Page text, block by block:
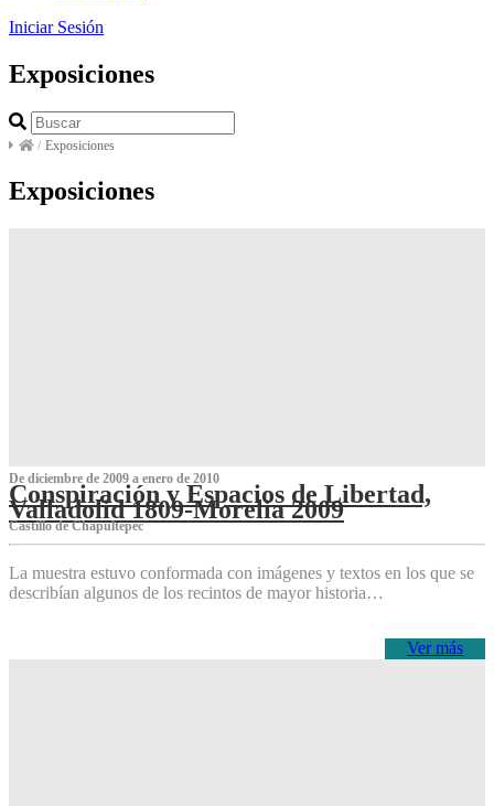
Iniciar Sesión
Exposiciones
/ Exposiciones
Exposiciones
De diciembre de 2009 a enero de 2010
Conspiración y Espacios de Libertad,
Valladolid 1809-Morelia 2009
Castillo de Chapultepec
La muestra estuvo conformada con imágenes y textos en los que se
describían algunos de los recintos de mayor historia…
Ver más